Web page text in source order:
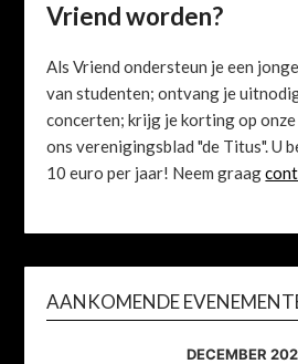
Vriend worden?
Als Vriend ondersteun je een
van studenten; ontvang je
concerten; krijg je korting op
ons verenigingsblad "de Titus". U
10 euro per jaar! Neem graag
AANKOMENDE
DECEMBER